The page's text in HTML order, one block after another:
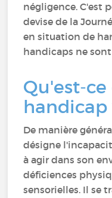
négligence. C'est
devise de la
en situation de
handicaps ne
Qu'est-
handicap
De manière
désigne
à agir dans son
déficiences
sensorielles. Il se